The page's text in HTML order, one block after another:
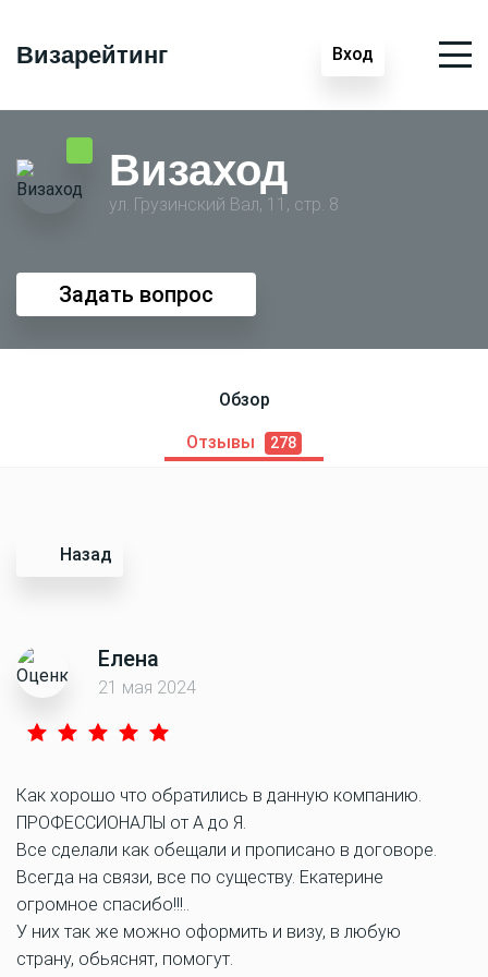
Визарейтинг Вход
Визаход
ул. Грузинский Вал, 11, стр. 8
Задать вопрос
Обзор
Отзывы 278
Назад
Елена
21 мая 2024
Как хорошо что обратились в данную компанию.
ПРОФЕССИОНАЛЫ от А до Я.
Все сделали как обещали и прописано в договоре.
Всегда на связи, все по существу. Екатерине
огромное спасибо!!!..
У них так же можно оформить и визу, в любую
страну, обьяснят, помогут.